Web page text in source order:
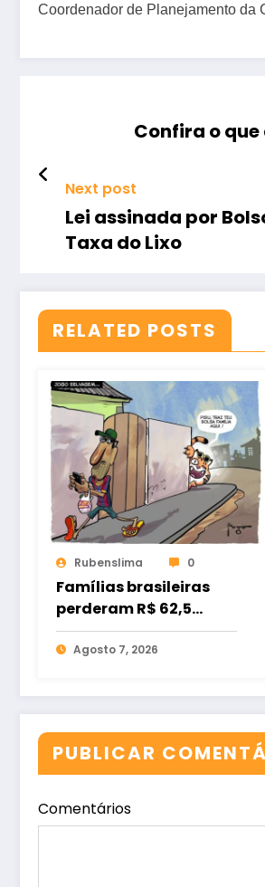
Coordenador de Planejamento da
Confira o que
Next post
Lei assinada por
Taxa do Lixo
RELATED POSTS
Rubenslima 0
Famílias brasileiras
perderam R$ 62,5
bilhões para bets em
2025Agosto 7, 2026
PUBLICAR
Comentários